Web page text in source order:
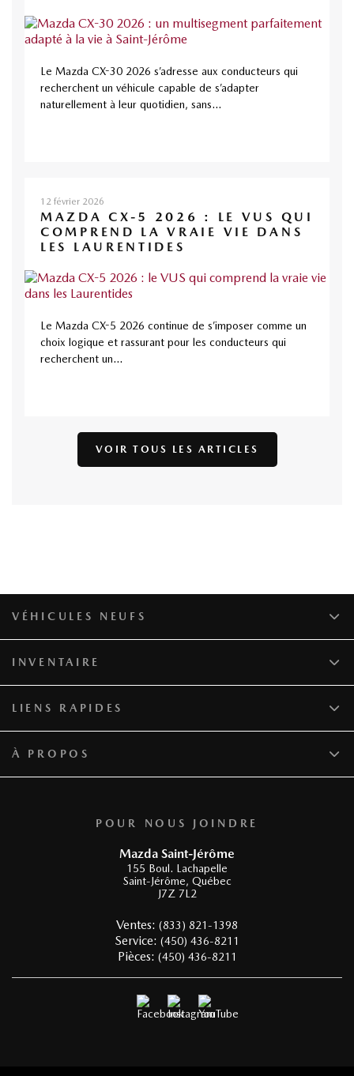
Le Mazda CX-30 2026 s’adresse aux conducteurs qui
recherchent un véhicule capable de s’adapter
naturellement à leur quotidien, sans...
12 février 2026
MAZDA CX-5 2026 : LE VUS QUI
COMPREND LA VRAIE VIE DANS
LES LAURENTIDES
Le Mazda CX-5 2026 continue de s’imposer comme un
choix logique et rassurant pour les conducteurs qui
recherchent un...
VOIR TOUS LES ARTICLES
POUR NOUS JOINDRE
Mazda Saint-Jérôme
155 Boul. Lachapelle
Saint-Jérôme, Québec
J7Z 7L2
Ventes: (833) 821-1398
Service: (450) 436-8211
Pièces: (450) 436-8211
VÉHICULES NEUFS
INVENTAIRE
LIENS RAPIDES
À PROPOS